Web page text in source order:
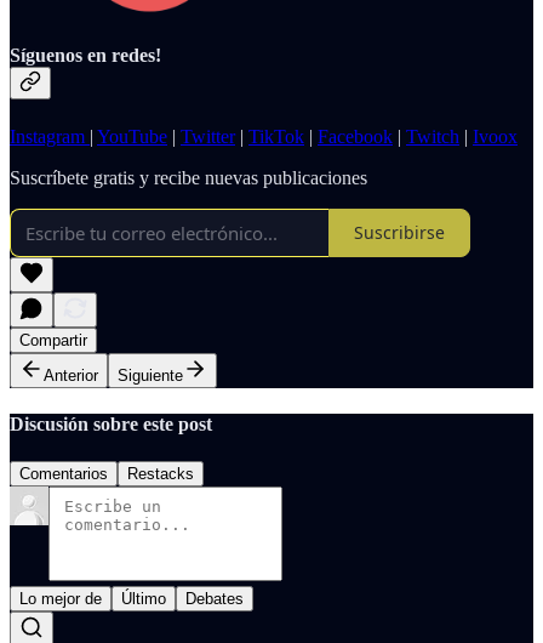
Síguenos en redes!
Instagram | YouTube | Twitter| TikTok | Facebook | Twitch | Ivoox
Suscríbete gratis y recibe nuevas publicaciones
Suscribirse
Compartir
Anterior
Siguiente
Discusión sobre este post
Comentarios Restacks
Lo mejor de Último Debates